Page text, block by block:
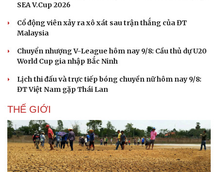
SEA V.Cup 2026
Cổ động viên xảy ra xô xát sau trận thắng của ĐT
Malaysia
Chuyển nhượng V-League hôm nay 9/8: Cầu thủ dự U20
World Cup gia nhập Bắc Ninh
Lịch thi đấu và trực tiếp bóng chuyền nữ hôm nay 9/8:
ĐT Việt Nam gặp Thái Lan
THẾ GIỚI